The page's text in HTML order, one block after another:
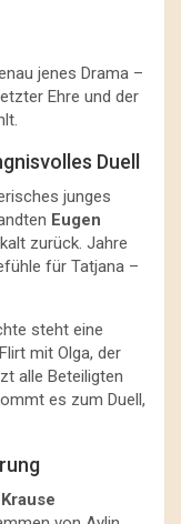
jenes Drama –
Ehre und der
Duell
junges
Eugen
zurück. Jahre
für Tatjana –
steht eine
mit Olga, der
alle Beteiligten
es zum Duell,